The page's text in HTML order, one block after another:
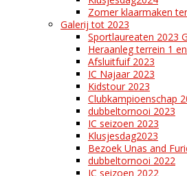
Zomer klaarmaken
Galerij tot 2023
Sportlaureaten 2023
Heraanleg terrein 1
Afsluitfuif 2023
IC Najaar 2023
Kidstour 2023
Clubkampioenschap
dubbeltornooi 2023
IC seizoen 2023
Klusjesdag2023
Bezoek Unas and
dubbeltornooi 2022
IC seizoen 2022